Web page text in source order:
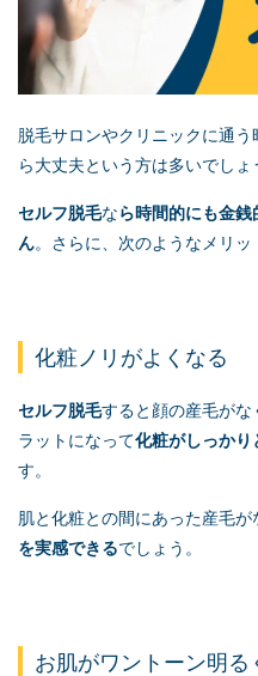
脱毛サロンやクリニックに通う
ら大丈夫という方は多いでしょ
セルフ脱毛なら時間的にも金
ん。さらに、次のようなメリッ
化粧ノリがよくなる
セルフ脱毛すると顔の産毛が
ラットになって化粧がしっかり
す。
肌と化粧との間にあった産毛が
を実感できるでしょう。
お肌がワントーン明る